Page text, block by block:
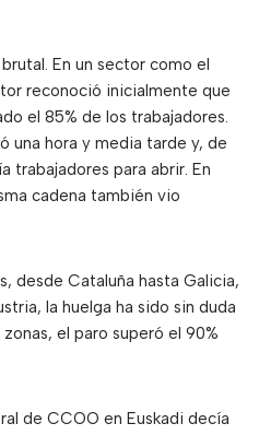
En un sector como el
reconoció inicialmente que
el 85% de los trabajadores.
una hora y media tarde y, de
trabajadores para abrir. En
cadena también vio
desde Cataluña hasta Galicia,
la huelga ha sido sin duda
el paro superó el 90%
de CCOO en Euskadi decía